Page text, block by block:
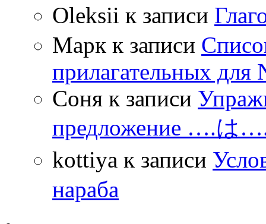
Oleksii к записи
Марк к записи
прилагательных для
Соня к записи
предложение ….は
kottiya к записи
нараба